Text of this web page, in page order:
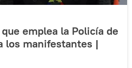
emplea la Policía de
los manifestantes |